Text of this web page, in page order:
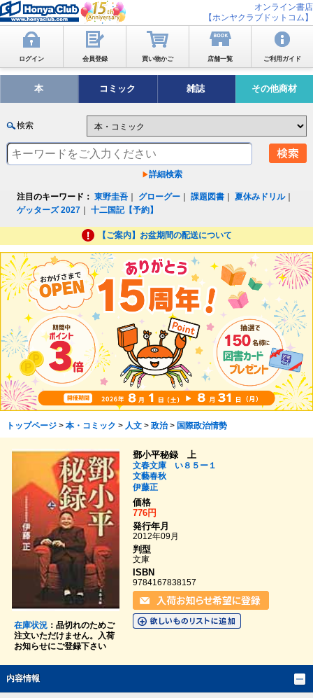
オンライン書店
【ホンヤクラブドットコム】
ログイン 会員登録 買い物かご 店舗一覧 ご利用ガイド
本 コミック 雑誌 その他商材
検索
詳細検索
注目のキーワード： 東野圭吾 グローグー ｜課題図書 ｜夏休みドリル｜
ゲッターズ 2027 ｜十二国記【予約】
【ご案内】お盆期間の配送について
トップページ> 本・コミック > 人文> 政治> 国際政治情勢
在庫状況：品切れのためご
注文いただけません。入荷
お知らせにご登録下さい
鄧小平秘録 上
文春文庫 い８５ー１
文藝春秋
伊藤正
価格
776円
発行年月
2012年09月
判型
文庫
ISBN
9784167838157
内容情報